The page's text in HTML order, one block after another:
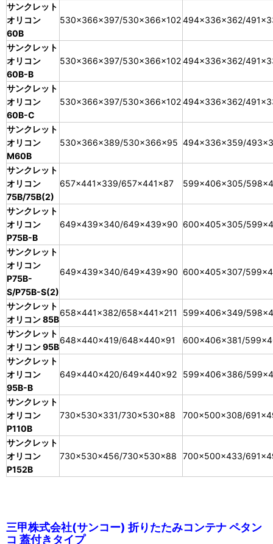
サンクレット
オリコン
60B
530×366×397/530×366×102494×336×362/
サンクレット
オリコン
60B-B
530×366×397/530×366×102494×336×362/
サンクレット
オリコン
60B-C
530×366×397/530×366×102494×336×362/
サンクレット
オリコン
M60B
530×366×389/530×366×95 494×336×359/
サンクレット
オリコン
75B/75B(2)
657×441×339/657×441×87 599×406×305/
サンクレット
オリコン
P75B-B
649×439×340/649×439×90 600×405×305/
サンクレット
オリコン
P75B-
S/P75B-S(2)
649×439×340/649×439×90 600×405×307/
サンクレット
オリコン 85B
658×441×382/658×441×211
599×406×349/
サンクレット
オリコン 95B
648×440×419/648×440×91
600×406×381/
サンクレット
オリコン
95B-B
649×440×420/649×440×92 599×406×386/
サンクレット
オリコン
P110B
730×530×331/730×530×88 700×500×308/
サンクレット
オリコン
P152B
730×530×456/730×530×88 700×500×433/
三甲株式会社(サンコー) 折りたたみコンテナ ペタン
コ 蓋付きタイプ